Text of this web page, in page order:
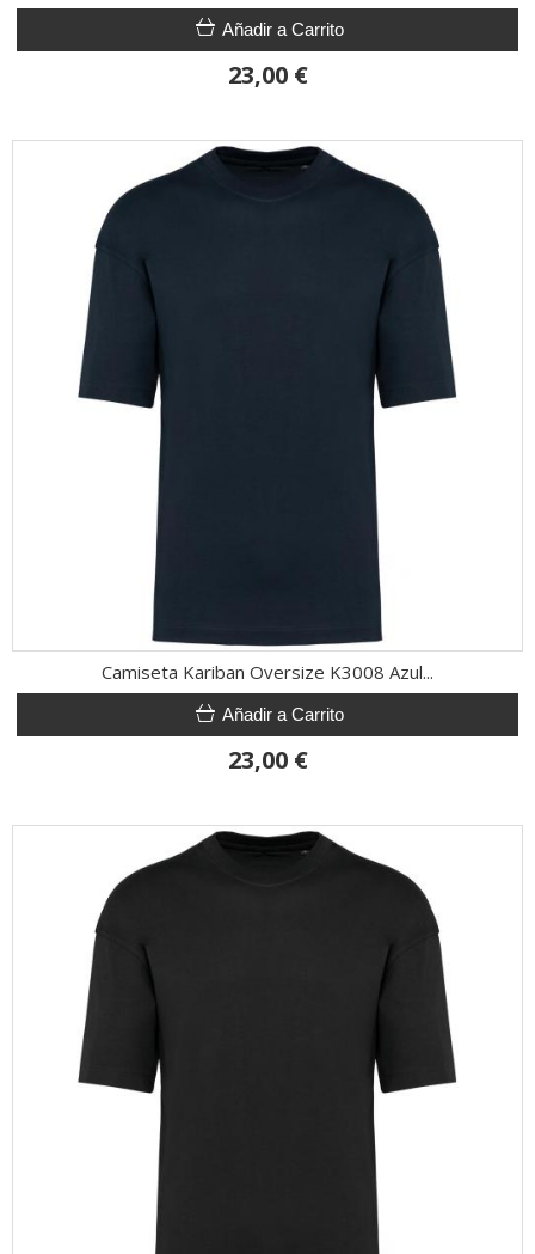
Añadir a Carrito
23,00 €
Camiseta Kariban Oversize K3008 Azul...
Añadir a Carrito
23,00 €